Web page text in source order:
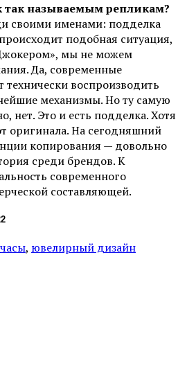
так называемым репликам?
своими именами: подделка
подобная ситуация,
мы не можем
Да, современные
технически воспроизводить
механизмы. Но ту самую
нет. Это и есть подделка. Хотя
оригинала. На сегодняшний
копирования — довольно
среди брендов. К
современного
составляющей.
часы, ювелирный дизайн